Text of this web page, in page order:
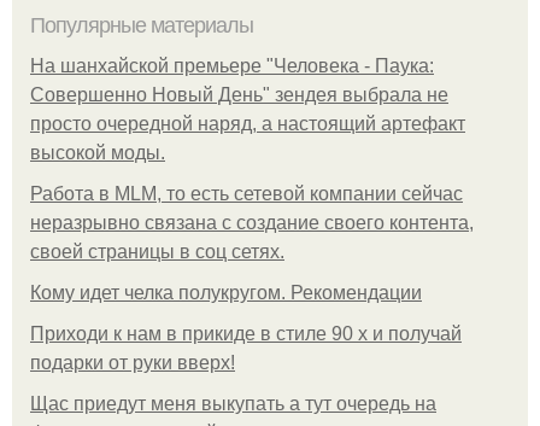
Популярные материалы
На шанхайской премьере "Человека - Паука:
Совершенно Новый День" зендея выбрала не
просто очередной наряд, а настоящий артефакт
высокой моды.
Работа в MLM, то есть сетевой компании сейчас
неразрывно связана с создание своего контента,
своей страницы в соц сетях.
Кому идет челка полукругом. Рекомендации
Приходи к нам в прикиде в стиле 90 х и получай
подарки от руки вверх!
Щас приедут меня выкупать а тут очередь на